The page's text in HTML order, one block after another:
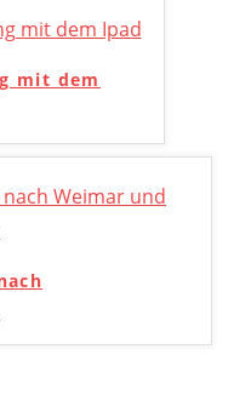
mit dem